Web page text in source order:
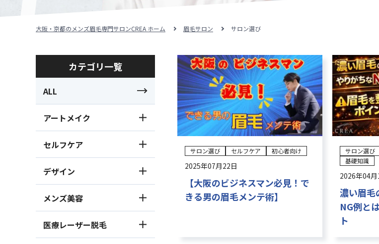
施術事例
Web予約
大阪・京都のメンズ眉毛専門サロンCREA ホーム 眉毛サロン サロン選び
サロン選び セルフケア 初心者向け
2025年07月22日
【大阪のビジネスマン必見！で
きる男の眉毛メンテ術】
サロン選び
基礎知識
2026年04月
濃い眉毛
NG例と
ト
カテゴリ一覧
ALL
アートメイク
セルフケア
デザイン
メンズ美容
医療レーザー脱毛